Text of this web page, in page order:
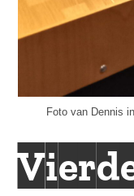
Foto van Dennis